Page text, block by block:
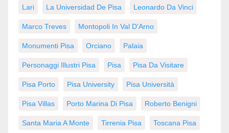
Lari La Universidad De Pisa Leonardo Da Vinci
Marco Treves Montopoli In Val D'Arno
Monumenti Pisa Orciano Palaia
Personaggi Illustri Pisa Pisa Pisa Da Visitare
Pisa Porto Pisa University Pisa Università
Pisa Villas Porto Marina Di Pisa Roberto Benigni
Santa Maria A Monte Tirrenia Pisa Toscana Pisa